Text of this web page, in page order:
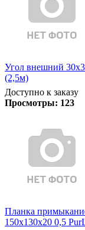
Угол внешний
(2,5м)
Доступно к заказу
Просмотры: 123
Планка
150х130х20 0,5